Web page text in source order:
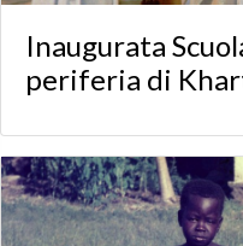
Inaugurata
periferia di